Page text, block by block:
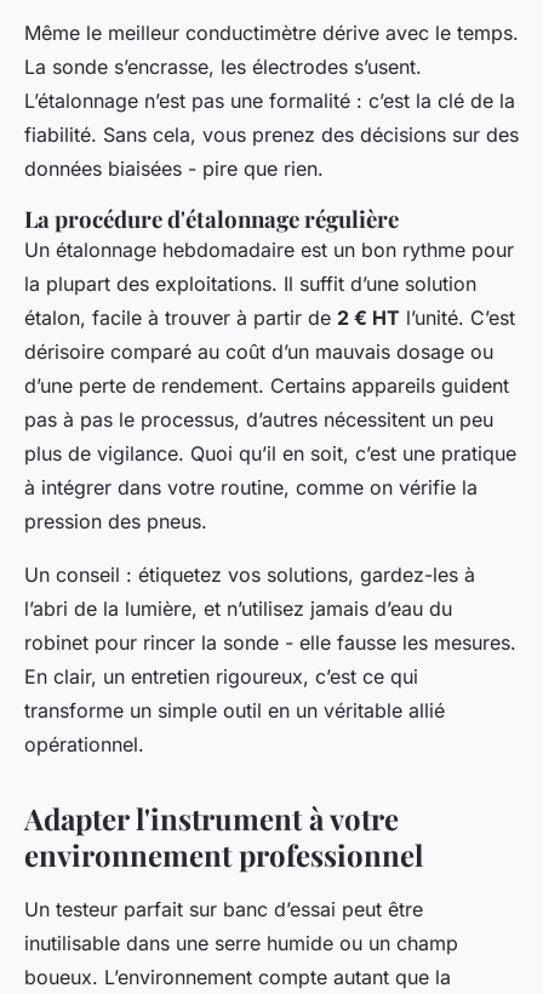
Même le meilleur conductimètre dérive avec le temps.
La sonde s’encrasse, les électrodes s’usent.
L’étalonnage n’est pas une formalité : c’est la clé de la
fiabilité. Sans cela, vous prenez des décisions sur des
données biaisées - pire que rien.
La procédure d'étalonnage régulière
Un étalonnage hebdomadaire est un bon rythme pour
la plupart des exploitations. Il suffit d’une solution
étalon, facile à trouver à partir de 2 € HT l’unité. C’est
dérisoire comparé au coût d’un mauvais dosage ou
d’une perte de rendement. Certains appareils guident
pas à pas le processus, d’autres nécessitent un peu
plus de vigilance. Quoi qu’il en soit, c’est une pratique
à intégrer dans votre routine, comme on vérifie la
pression des pneus.
Un conseil : étiquetez vos solutions, gardez-les à
l’abri de la lumière, et n’utilisez jamais d’eau du
robinet pour rincer la sonde - elle fausse les mesures.
En clair, un entretien rigoureux, c’est ce qui
transforme un simple outil en un véritable allié
opérationnel.
Adapter l'instrument à votre
environnement professionnel
Un testeur parfait sur banc d’essai peut être
inutilisable dans une serre humide ou un champ
boueux. L’environnement compte autant que la